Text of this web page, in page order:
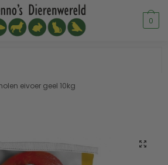
0
eivoer geel 10kg